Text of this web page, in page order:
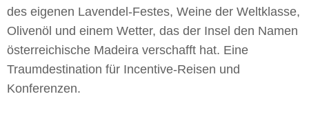
des eigenen Lavendel-Festes, Weine der Weltklasse,
Olivenöl und einem Wetter, das der Insel den Namen
österreichische Madeira verschafft hat. Eine
Traumdestination für Incentive-Reisen und
Konferenzen.